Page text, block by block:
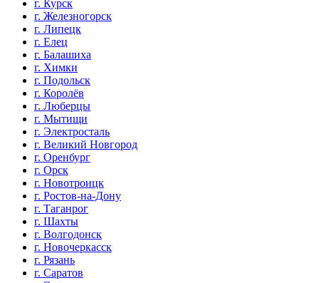
г. Курск
г. Железногорск
г. Липецк
г. Елец
г. Балашиха
г. Химки
г. Подольск
г. Королёв
г. Люберцы
г. Мытищи
г. Электросталь
г. Великий Новгород
г. Оренбург
г. Орск
г. Новотроицк
г. Ростов-на-Дону
г. Таганрог
г. Шахты
г. Волгодонск
г. Новочеркасск
г. Рязань
г. Саратов